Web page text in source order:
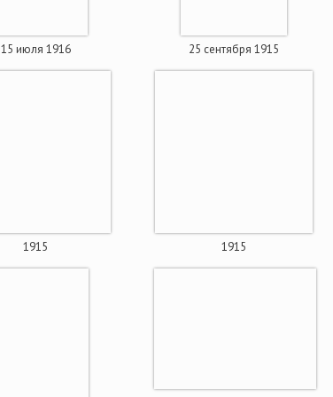
15 июля 1916 25 сентября 1915
1915 1915